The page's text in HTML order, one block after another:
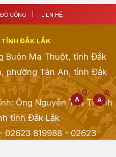
CỔNG LIÊN HỆ
TỈNH ĐẮK LẮK
Buôn Ma Thuột, tỉnh Đắk
phường Tân An, tỉnh Đắk
Ông Nguyễn Tấn Thành
tỉnh Đắk Lắk
02623 819988 - 02623